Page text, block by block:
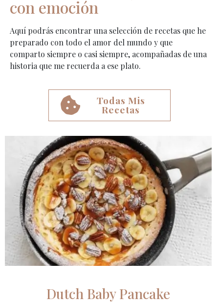
con emoción
Aquí podrás encontrar una selección de recetas que he
preparado con todo el amor del mundo y que
comparto siempre o casi siempre, acompañadas de una
historia que me recuerda a ese plato.
Todas Mis
Recetas
Dutch Baby Pancake